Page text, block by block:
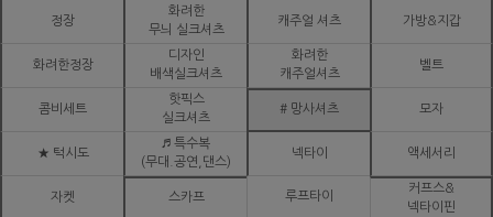
정장
화려한
무늬 실크셔츠
캐주얼 셔츠 가방&지갑
화려한정장
디자인
배색실크셔츠
화려한
캐주얼셔츠
벨트
콤비세트
핫픽스
실크셔츠
# 망사셔츠 모자
★ 턱시도
♬ 특수복
(무대.공연,댄스)
넥타이 액세서리
자켓 스카프 루프타이
커프스&
넥타이핀